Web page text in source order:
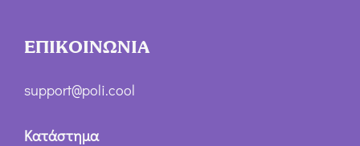
ΕΠΙΚΟΙΝΩΝΙΑ
support@poli.cool
Κατάστημα